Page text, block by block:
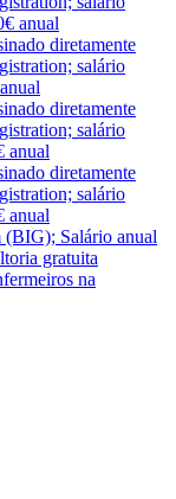
anual
diretamente
salário
diretamente
salário
anual
diretamente
salário
anual
(BIG); Salário anual
gratuita
na